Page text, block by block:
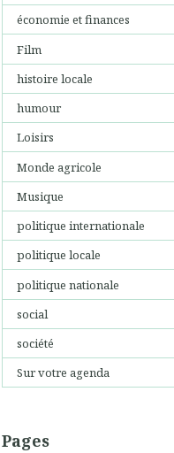
économie et finances
Film
histoire locale
humour
Loisirs
Monde agricole
Musique
politique internationale
politique locale
politique nationale
social
société
Sur votre agenda
Pages